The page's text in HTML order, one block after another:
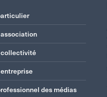
association
collectivité
des médias